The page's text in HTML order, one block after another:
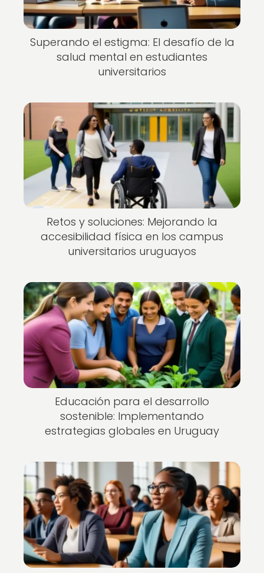
Superando el estigma: El desafío de la
salud mental en estudiantes
universitarios
Retos y soluciones: Mejorando la
accesibilidad física en los campus
universitarios uruguayos
Educación para el desarrollo
sostenible: Implementando
estrategias globales en Uruguay